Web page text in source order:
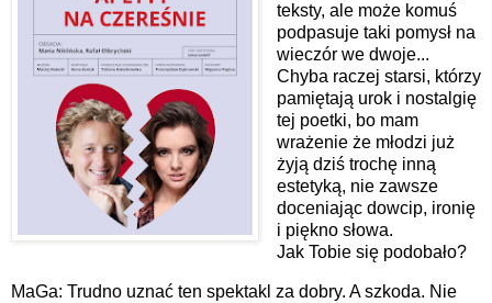
teksty, ale może komuś
podpasuje taki pomysł na
wieczór we dwoje...
Chyba raczej starsi, którzy
pamiętają urok i nostalgię
tej poetki, bo mam
wrażenie że młodzi już
żyją dziś trochę inną
estetyką, nie zawsze
doceniając dowcip, ironię
i piękno słowa.
Jak Tobie się podobało?
MaGa: Trudno uznać ten spektakl za dobry. A szkoda. Nie